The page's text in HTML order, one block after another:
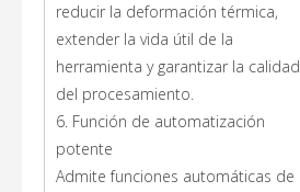
reducir la deformación térmica,
extender la vida útil de la
herramienta y garantizar la calidad
del procesamiento.
6. Función de automatización
potente
Admite funciones automáticas de